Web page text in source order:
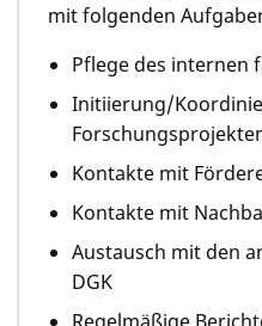
mit folgenden
Pflege des internen
Initiierung/
Kontakte mit
Kontakte mit
Austausch mit den
DGK